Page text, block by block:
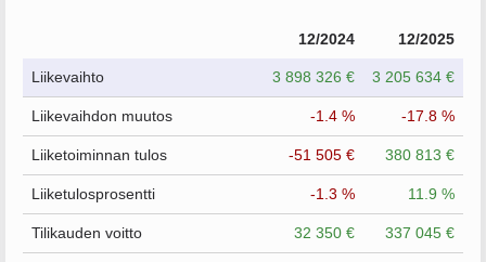
12/2024 12/2025
Liikevaihto 3 898 326 € 3 205 634 €
Liikevaihdon muutos -1.4 % -17.8 %
Liiketoiminnan tulos -51 505 € 380 813 €
Liiketulosprosentti -1.3 % 11.9 %
Tilikauden voitto 32 350 € 337 045 €